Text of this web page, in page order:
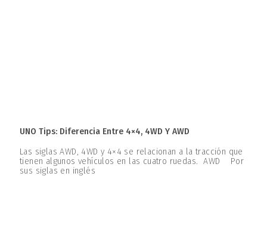
UNO Tips: Diferencia Entre 4×4, 4WD Y AWD
Las siglas AWD, 4WD y 4×4 se relacionan a la tracción que
tienen algunos vehículos en las cuatro ruedas. AWD Por
sus siglas en inglés